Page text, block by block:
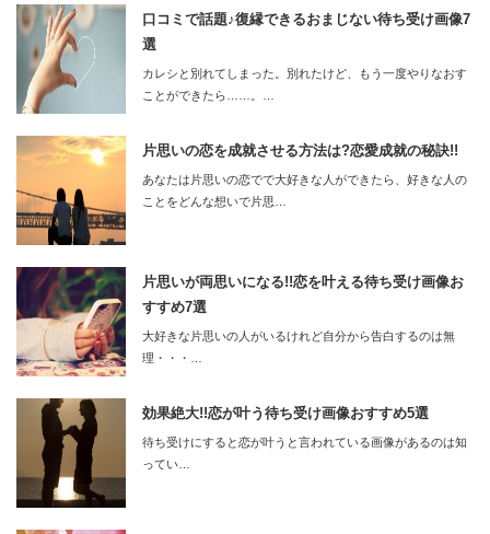
口コミで話題♪復縁できるおまじない待ち受け画像7
選
カレシと別れてしまった。別れたけど、もう一度やりなおす
ことができたら……。…
片思いの恋を成就させる方法は?恋愛成就の秘訣!!
あなたは片思いの恋でで大好きな人ができたら、好きな人の
ことをどんな想いで片思…
片思いが両思いになる!!恋を叶える待ち受け画像お
すすめ7選
大好きな片思いの人がいるけれど自分から告白するのは無
理・・・…
効果絶大!!恋が叶う待ち受け画像おすすめ5選
待ち受けにすると恋が叶うと言われている画像があるのは知
ってい…